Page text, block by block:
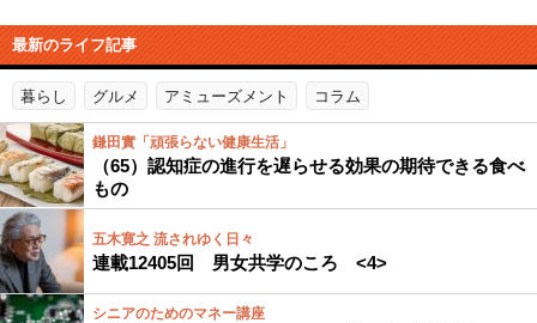
最新のライフ記事
暮らし グルメ アミューズメント コラム
鎌田實「頑張らない健康生活」
（65）認知症の進行を遅らせる効果の期待できる食べ
もの
五木寛之 流されゆく日々
連載12405回 男女共学のころ <4>
シニアのためのマネー講座